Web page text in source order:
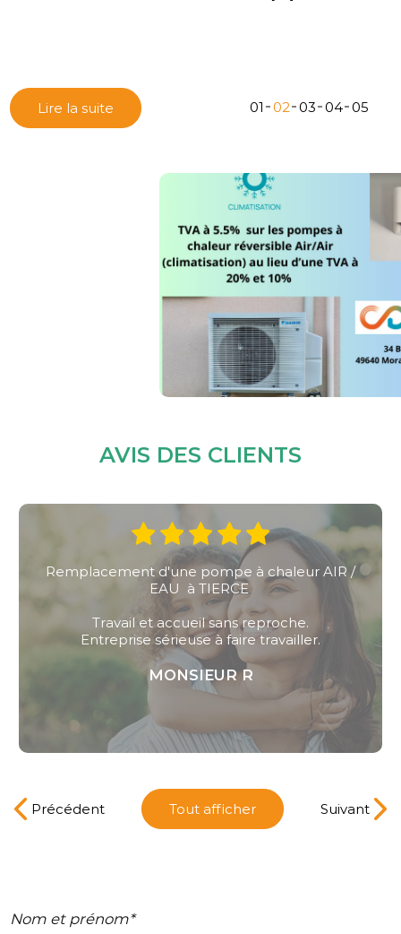
Lire la suite 01 02 03 04 05
AVIS DES CLIENTS
à chaleur AIR /
Installation d'une pompe à
remplacement d'une
Bonne qualité
MONSIEUR TRICOT
Précédent Tout afficher Suivant
Nom et prénom*